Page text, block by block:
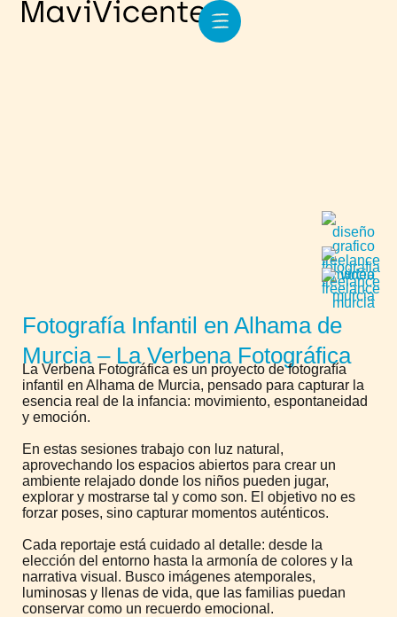
Fotografía Infantil en Alhama de
Murcia – La Verbena Fotográfica
La Verbena Fotográfica es un proyecto de fotografía
infantil en Alhama de Murcia, pensado para capturar la
esencia real de la infancia: movimiento, espontaneidad
y emoción.
En estas sesiones trabajo con luz natural,
aprovechando los espacios abiertos para crear un
ambiente relajado donde los niños pueden jugar,
explorar y mostrarse tal y como son. El objetivo no es
forzar poses, sino capturar momentos auténticos.
Cada reportaje está cuidado al detalle: desde la
elección del entorno hasta la armonía de colores y la
narrativa visual. Busco imágenes atemporales,
luminosas y llenas de vida, que las familias puedan
conservar como un recuerdo emocional.